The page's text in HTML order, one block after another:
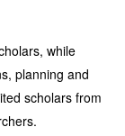
while
planning and
scholars from